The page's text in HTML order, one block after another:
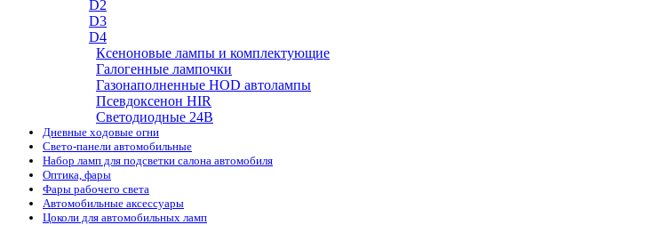
D2
D3
D4
Ксеноновые лампы и комплектующие
Галогенные лампочки
Газонаполненные HOD автолампы
Псевдоксенон HIR
Cветодиодные 24B
Дневные ходовые огни
Свето-панели автомобильные
Набор ламп для подсветки салона автомобиля
Оптика, фары
Фары рабочего света
Автомобильные аксессуары
Цоколи для автомобильных ламп